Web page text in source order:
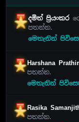
දමිත් ප්‍රියංකර
පතන්න.
මෙතැනින්
Harshana
පතන්න.
මෙතැනින්
Rasika
පතන්න.